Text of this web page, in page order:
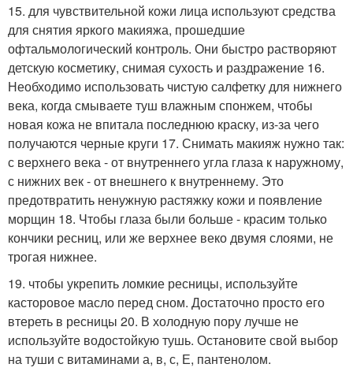
15. для чувствительной кожи лица используют средства
для снятия яркого макияжа, прошедшие
офтальмологический контроль. Они быстро растворяют
детскую косметику, снимая сухость и раздражение 16.
Необходимо использовать чистую салфетку для нижнего
века, когда смываете туш влажным спонжем, чтобы
новая кожа не впитала последнюю краску, из-за чего
получаются черные круги 17. Снимать макияж нужно так:
с верхнего века - от внутреннего угла глаза к наружному,
с нижних век - от внешнего к внутреннему. Это
предотвратить ненужную растяжку кожи и появление
морщин 18. Чтобы глаза были больше - красим только
кончики ресниц, или же верхнее веко двумя слоями, не
трогая нижнее.
19. чтобы укрепить ломкие ресницы, используйте
касторовое масло перед сном. Достаточно просто его
втереть в ресницы 20. В холодную пору лучше не
используйте водостойкую тушь. Остановите свой выбор
на туши с витаминами а, в, с, Е, пантенолом.